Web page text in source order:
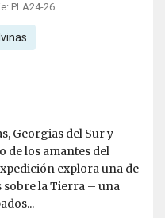
PLA24-26
Georgias del Sur y
de los amantes del
explora una de
la Tierra – una